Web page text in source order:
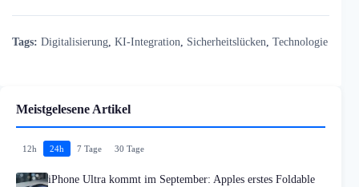
Tags: Digitalisierung KI-Integration Sicherheitslücken Technologie
Meistgelesene Artikel
12h 24h 7 Tage 30 Tage
iPhone Ultra kommt im September: Apples erstes Foldable